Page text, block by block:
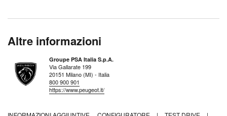
Altre informazioni
Groupe PSA Italia S.p.A.
Via Gallarate 199
20151 Milano (MI) - Italia
800 900 901
https://www.peugeot.it/